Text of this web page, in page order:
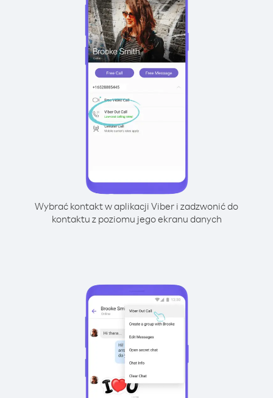
Wybrać kontakt w aplikacji Viber i zadzwonić do
kontaktu z poziomu jego ekranu danych